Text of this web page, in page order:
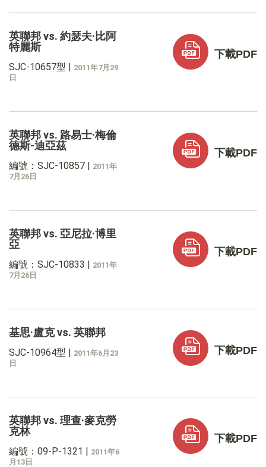
英聯邦 vs. 約瑟夫·比阿
特麗斯
SJC-10657型 | 2011年7月29
日
下載PDF
英聯邦 vs. 路易士·梅倫
德斯-迪亞茲
編號：SJC-10857 | 2011年
7月26日
下載PDF
英聯邦 vs. 亞尼拉·博里
亞
編號：SJC-10833 | 2011年
7月26日
下載PDF
基思·盧克 vs. 英聯邦
SJC-10964型 | 2011年6月23
日
下載PDF
英聯邦 vs. 理查·麥克勞
克林
編號：09-P-1321 | 2011年6
月13日
下載PDF